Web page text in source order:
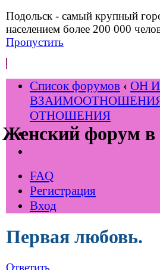
Подольск - самый крупный
населением более 200 000
Пропустить
Женский форум в
Список форумов ‹ ОН
ОТНОШЕНИЯ
FAQ
Регистрация
Вход
Первая любовь.
Ответить